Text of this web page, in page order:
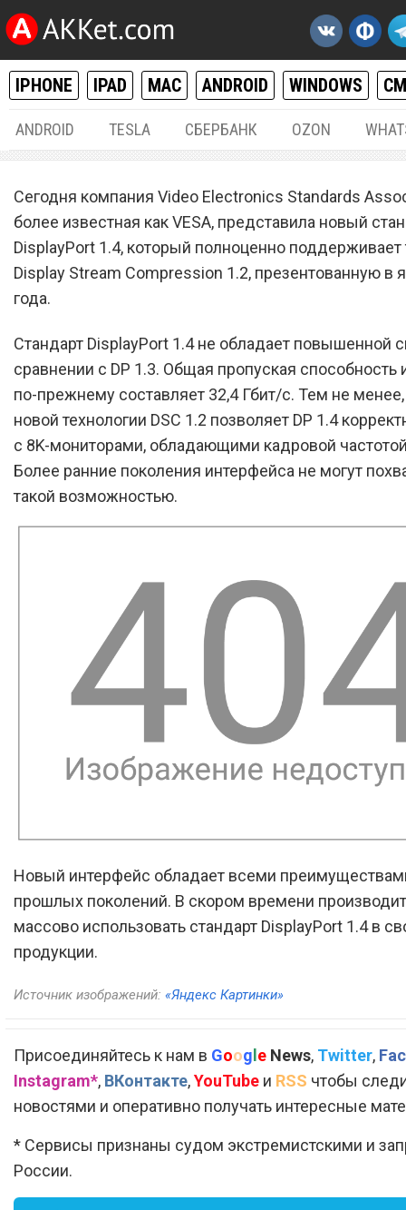
IPHONE IPAD MAC ANDROID WINDOWS
ANDROID TESLA СБЕРБАНК OZON
VESA представила новый
стандарт DisplayPort 1.4
Сегодня компания Video Electronics Standards
более известная как VESA, представила новый
DisplayPort 1.4, который полноценно поддерживает
Display Stream Compression 1.2, презентованную в
года.
Стандарт DisplayPort 1.4 не обладает повышенной
сравнении с DP 1.3. Общая пропуская способность
по-прежнему составляет 32,4 Гбит/с. Тем не
новой технологии DSC 1.2 позволяет DP 1.4
с 8K-мониторами, обладающими кадровой
Более ранние поколения интерфейса не могут
такой возможностью.
Новый интерфейс обладает всеми
прошлых поколений. В скором времени
массово использовать стандарт DisplayPort 1.4 в
продукции.
Источник изображений: «Яндекс Картинки»
Присоединяйтесь к нам в Goog e News, Twitter,
Instagram*, ВКонтакте,YouTube и RSS чтобы
новостями и оперативно получать интересные
* Сервисы признаны судом экстремистскими и
России.